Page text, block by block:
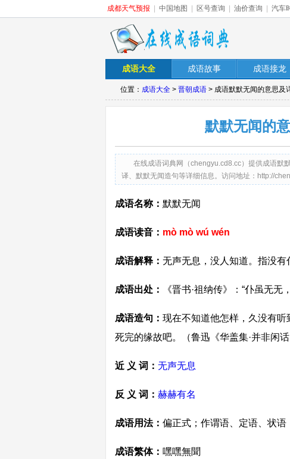
成都天气预报 中国地图 区号查询 油价查询 汽车
成语大全 成语故事 成语接龙
位置： 成语大全 > 晋朝成语 > 成语默默无闻的意思及
默默无闻的
在线成语词典网（chengyu.cd8.cc）提供成语默
译、默默无闻造句等详细信息。访问地址：http://
成语名称： 默默无闻
成语读音： mò mò wú wén
成语解释： 无声无息，没人知道。指没有
成语出处： 《晋书·祖纳传》：“仆虽无
成语造句： 现在不知道他怎样，久没有
死完的缘故吧。（鲁迅《华盖集·并非闲话
近 义 词： 无声无息
反 义 词： 赫赫有名
成语用法： 偏正式；作谓语、定语、状语
成语繁体： 嘿嘿無聞